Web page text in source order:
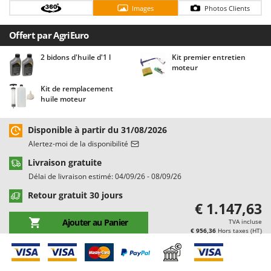
Chaudrons électriques pour polenta
Cisailles à gazon à batterie
Cisailles taille-haies manuelles
Climatiseurs
Compresseurs d'air électriques
Compresseurs pour la récolte des olives et la taille
Coupe-bordures - Trimmers
Coupe-branches
Cultivateurs Tiller à ressorts - Extirpateurs
D
Décompacteurs agricoles
Découpeurs plasma
Déplaqueuses de gazon
Barbieri
Batavia
Benassi
Beper
Bernardi
Bertolini Pumps
Besser Vacuum
Beta tools
Bissell
Black & Decker
BlackStone
Blue Bird
Bomet
Images Photos Clients
Offert par AgriEuro
2 bidons d'huile d'1 l
Kit premier entretien
moteur
Kit de remplacement
huile moteur
Disponible à partir du 31/08/2026
Alertez-moi de la disponibilité
Livraison gratuite
Délai de livraison estimé: 04/09/26 - 08/09/26
Retour gratuit 30 jours
Ajouter au Panier
€ 1.147,63
TVA incluse
€ 956,36 Hors taxes (HT)